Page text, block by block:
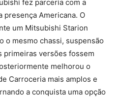
fez parceria com a
presença Americana. O
um Mitsubishi Starion
o mesmo chassi, suspensão
primeiras versões fossem
melhorou o
Carroceria mais amplos e
a conquista uma opção